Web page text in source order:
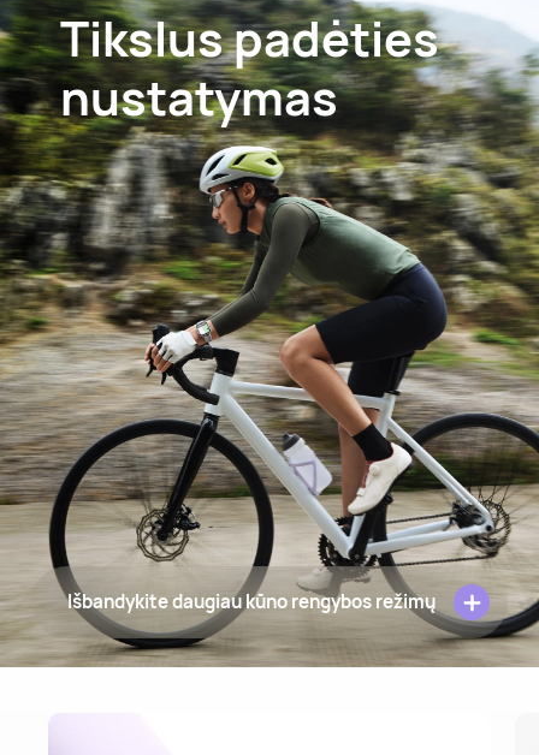
Tikslus padėties
nustatymas
Išbandykite daugiau kūno rengybos režimų